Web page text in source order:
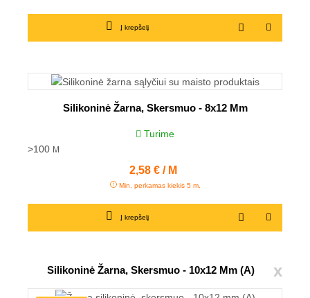
Į krepšelį
Silikoninė Žarna, Skersmuo - 8x12 Mm
Turime
>100 M
Kaina
2,58 € / M
Min. perkamas kiekis 5 m.
Į krepšelį
x
Silikoninė Žarna, Skersmuo - 10x12 Mm (A)